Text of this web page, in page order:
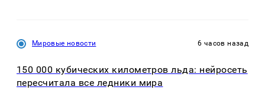
Мировые новости 6 часов назад
150 000 кубических километров льда: нейросеть
пересчитала все ледники мира